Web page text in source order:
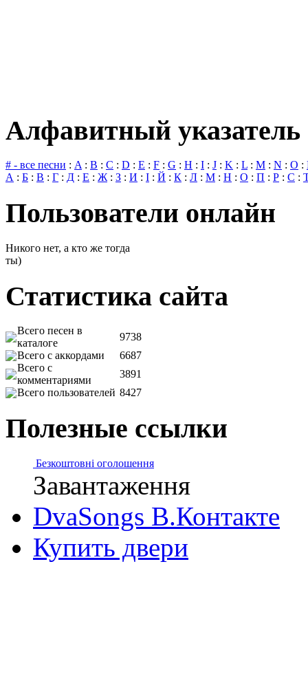
Алфавитный указатель
# - все песни : A: B : C : D : E : F : G : H : I : J : K : L : M : N : O :
А : Б : В : Г : Д : Е : Ж: З : И : І : Й : К : Л : М : Н : О : П : Р : С :
Пользователи онлайн
Никого нет, а кто же тогда
ты)
Статистика сайта
Всего песен в
каталоге
9738
Всего с аккордами
6687
Всего с
комментариями
3891
Всего пользователей 8427
Полезные ссылки
Безкоштовні оголошення
Завантаження
DvaSongs В.Контакте
Купить двери